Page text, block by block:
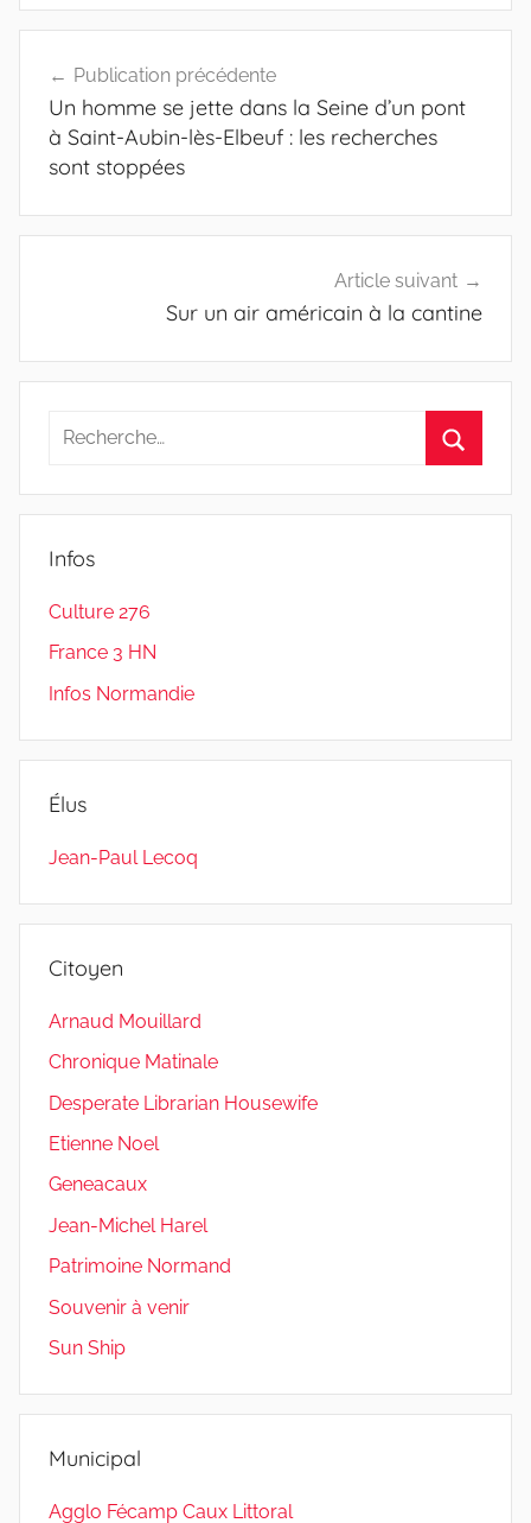
de
l’article
Publication précédente
Un homme se jette dans la Seine d’un pont
à Saint-Aubin-lès-Elbeuf : les recherches
sont stoppées
Article suivant
Sur un air américain à la cantine
Recherche
:
Infos
Culture 276
France 3 HN
Infos Normandie
Élus
Jean-Paul Lecoq
Citoyen
Arnaud Mouillard
Chronique Matinale
Desperate Librarian Housewife
Etienne Noel
Geneacaux
Jean-Michel Harel
Patrimoine Normand
Souvenir à venir
Sun Ship
Municipal
Agglo Fécamp Caux Littoral